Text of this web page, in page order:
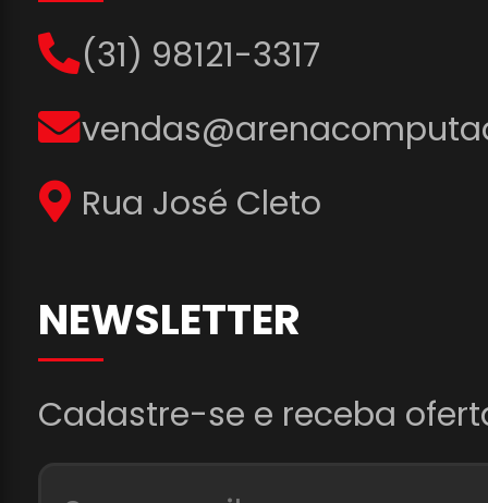
(31) 98121-3317
Rua José Cleto
NEWSLETTER
Cadastre-se e receba